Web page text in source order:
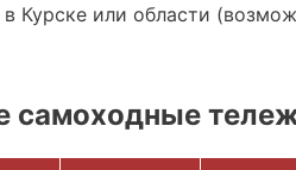
Курске или области
самоходные